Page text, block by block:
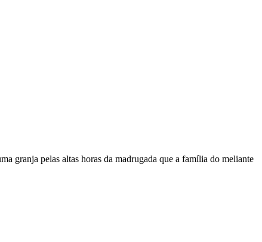
granja pelas altas horas da madrugada que a família do meliante